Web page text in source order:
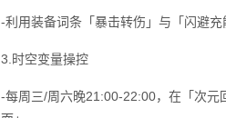
-利用装备词条「暴击转伤」与「闪避
3.时空变量操控
-每周三/周六晚21:00-22:00，在「次元